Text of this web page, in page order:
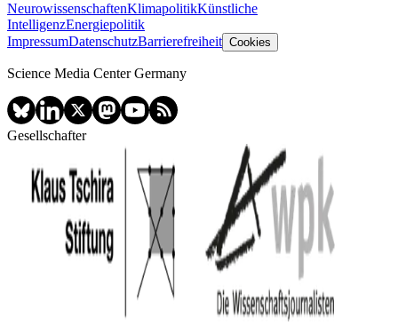
NeurowissenschaftenKlimapolitikKünstliche
IntelligenzEnergiepolitik
ImpressumDatenschutzBarrierefreiheit Cookies
Science Media Center Germany
Gesellschafter